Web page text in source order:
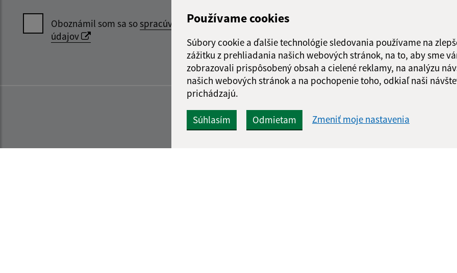
Používame cookies
Súbory cookie a ďalšie technológie sledovania používame na
zážitku z prehliadania našich webových stránok, na to, aby sme
zobrazovali prispôsobený obsah a cielené reklamy, na analýzu
našich webových stránok a na pochopenie toho, odkiaľ naši
prichádzajú.
Súhlasím Odmietam Zmeniť moje nastavenia
Oboznámil som sa sospracúvaním osobných
údajov
Google reCaptcha Response
Odoslať